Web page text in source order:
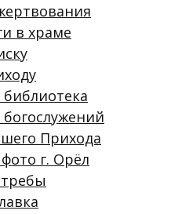
в храме
Прихода
г. Орёл